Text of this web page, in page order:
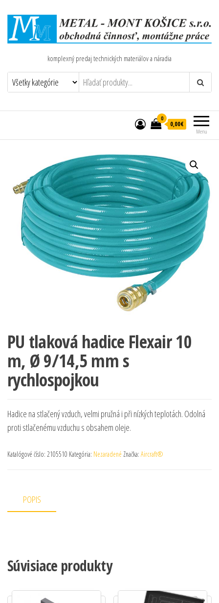
komplexný predaj technických materiálov a náradia
Menu
0
0,00€
PU tlaková hadice Flexair 10
m, Ø 9/14,5 mm s
rychlospojkou
Hadice na stlačený vzduch, velmi pružná i při nízkých teplotách. Odolná
proti stlačenému vzduchu s obsahem oleje.
Katalógové číslo: 2105510 Kategória: Nezaradené Značka: Aircraft®
POPIS
Súvisiace produkty